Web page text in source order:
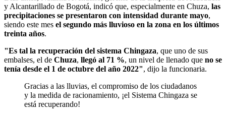
y Alcantarillado de Bogotá, indicó que, especialmente en Chuza, las
precipitaciones se presentaron con intensidad durante mayo,
siendo este mes el segundo más lluvioso en la zona en los últimos
treinta años.
"Es tal la recuperación del sistema Chingaza, que uno de sus
embalses, el de Chuza, llegó al 71 %, un nivel de llenado que no se
tenía desde el 1 de octubre del año 2022", dijo la funcionaria.
Gracias a las lluvias, el compromiso de los ciudadanos
y la medida de racionamiento, ¡el Sistema Chingaza se
está recuperando!